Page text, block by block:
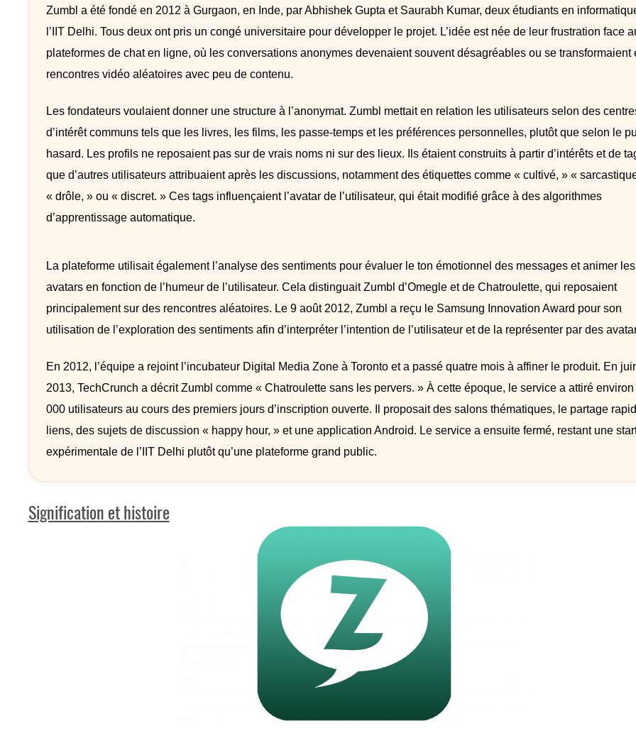
Zumbl a été fondé en 2012 à Gurgaon, en Inde, par Abhishek Gupta et Saurabh Kumar, deux étudiants en
l’IIT Delhi. Tous deux ont pris un congé universitaire pour développer le projet. L’idée est née de leur frustration face
plateformes de chat en ligne, où les conversations anonymes devenaient souvent désagréables ou se transformaient
rencontres vidéo aléatoires avec peu de contenu.
Les fondateurs voulaient donner une structure à l’anonymat. Zumbl mettait en relation les utilisateurs selon des
d’intérêt communs tels que les livres, les films, les passe-temps et les préférences personnelles, plutôt que selon le
hasard. Les profils ne reposaient pas sur de vrais noms ni sur des lieux. Ils étaient construits à partir d’intérêts et de
que d’autres utilisateurs attribuaient après les discussions, notamment des étiquettes comme « cultivé, » «
« drôle, » ou « discret. » Ces tags influençaient l’avatar de l’utilisateur, qui était modifié grâce à des algorithmes
d’apprentissage automatique.
La plateforme utilisait également l’analyse des sentiments pour évaluer le ton émotionnel des messages et animer les
avatars en fonction de l’humeur de l’utilisateur. Cela distinguait Zumbl d’Omegle et de Chatroulette, qui reposaient
principalement sur des rencontres aléatoires. Le 9 août 2012, Zumbl a reçu le Samsung Innovation Award pour son
utilisation de l’exploration des sentiments afin d’interpréter l’intention de l’utilisateur et de la représenter par des
En 2012, l’équipe a rejoint l’incubateur Digital Media Zone à Toronto et a passé quatre mois à affiner le produit. En
2013, TechCrunch a décrit Zumbl comme « Chatroulette sans les pervers. » À cette époque, le service a attiré environ
000 utilisateurs au cours des premiers jours d’inscription ouverte. Il proposait des salons thématiques, le partage
liens, des sujets de discussion « happy hour, » et une application Android. Le service a ensuite fermé, restant une
expérimentale de l’IIT Delhi plutôt qu’une plateforme grand public.
Signification et histoire